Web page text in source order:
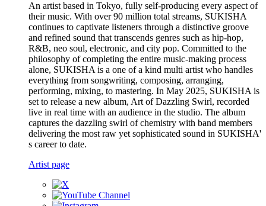
An artist based in Tokyo, fully self-producing every aspect of
their music. With over 90 million total streams, SUKISHA
continues to captivate listeners through a distinctive groove
and refined sound that transcends genres such as hip-hop,
R&B, neo soul, electronic, and city pop. Committed to the
philosophy of completing the entire music-making process
alone, SUKISHA is a one of a kind multi artist who handles
everything from songwriting, composing, arranging,
performing, mixing, to mastering. In May 2025, SUKISHA is
set to release a new album, Art of Dazzling Swirl, recorded
live in real time with an audience in the studio. The album
captures the dazzling swirl of chemistry with band members
delivering the most raw yet sophisticated sound in SUKISHA'
s career to date.
Artist page